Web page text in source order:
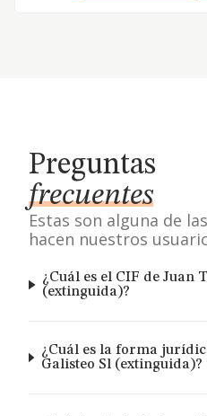
Preguntas
frecuentes
Estas son alguna de
hacen nuestros
¿Cuál es el CIF de Juan
(extinguida)?
¿Cuál es la forma
Galisteo Sl (extinguida)?